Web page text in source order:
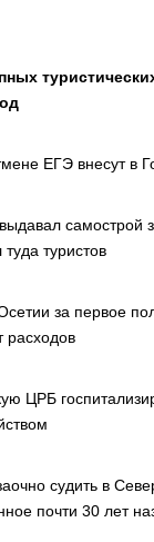
ЕГЭ внесут в
самострой
туристов
за первое
расходов
ЦРБ
судить в
почти 30 лет